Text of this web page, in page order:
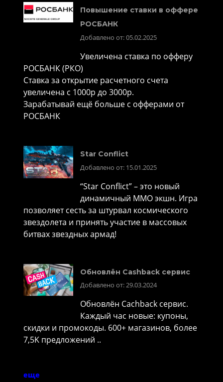
Повышение ставки в оффере
РОСБАНК
Добавлено от: 05.02.2025
Увеличена ставка по офферу
РОСБАНК (РКО)
Ставка за открытие расчетного счета
увеличена с 1000р до 3000р.
Зарабатывай ещё больше с офферами от
РОСБАНК
Star Conflict
Добавлено от: 15.01.2025
“Star Conflict” – это новый
динамичный MMO экшн. Игра
позволяет сесть за штурвал космического
звездолета и принять участие в массовых
битвах звездных армад!
Обновлён Cashback сервис
Добавлено от: 29.03.2024
Обновлён Cachback сервис.
Каждый час новые: купоны,
скидки и промокоды. 600+ магазинов, более
7,5K предложений ..
еще